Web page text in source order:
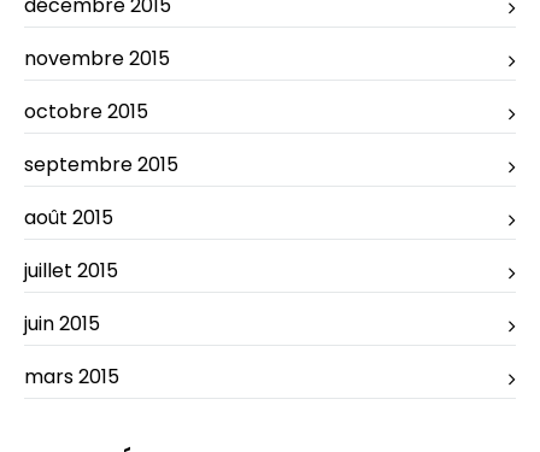
novembre 2015
octobre 2015
septembre 2015
août 2015
juillet 2015
juin 2015
mars 2015